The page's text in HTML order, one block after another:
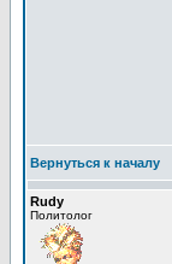
Вернуться к началу
Rudy
Политолог